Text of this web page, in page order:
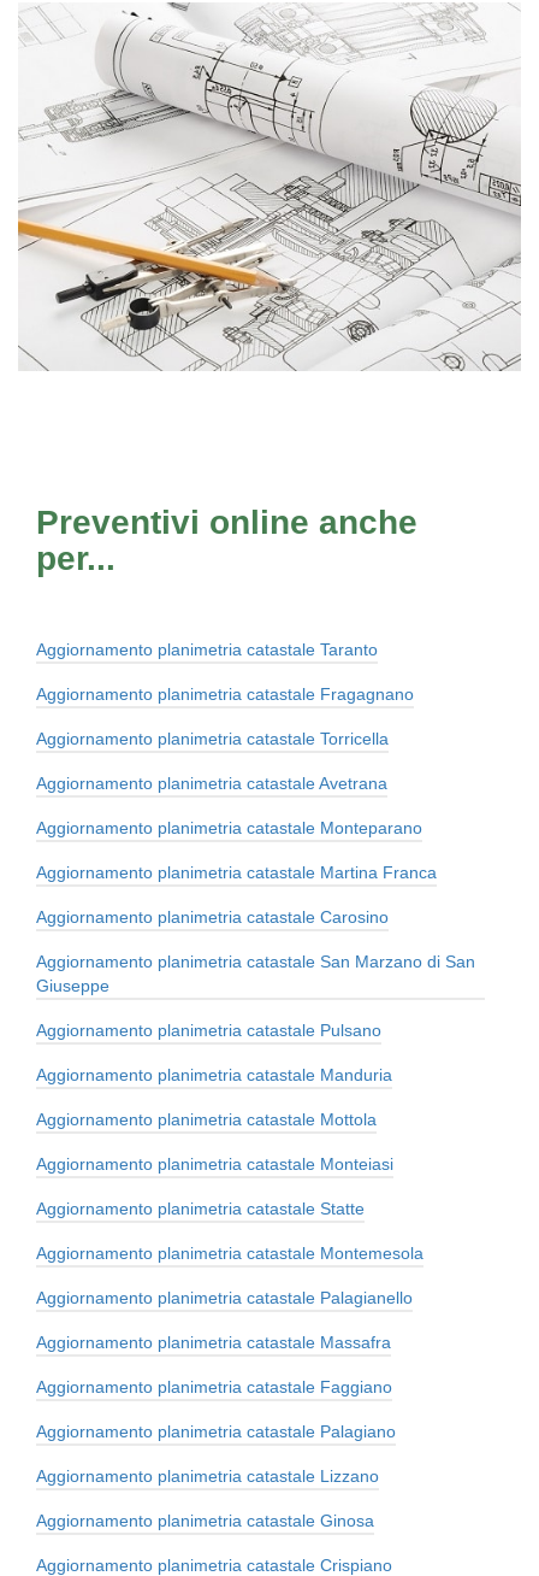
Preventivi online anche
per...
Aggiornamento planimetria catastale Taranto
Aggiornamento planimetria catastale Fragagnano
Aggiornamento planimetria catastale Torricella
Aggiornamento planimetria catastale Avetrana
Aggiornamento planimetria catastale Monteparano
Aggiornamento planimetria catastale Martina Franca
Aggiornamento planimetria catastale Carosino
Aggiornamento planimetria catastale San Marzano di San
Giuseppe
Aggiornamento planimetria catastale Pulsano
Aggiornamento planimetria catastale Manduria
Aggiornamento planimetria catastale Mottola
Aggiornamento planimetria catastale Monteiasi
Aggiornamento planimetria catastale Statte
Aggiornamento planimetria catastale Montemesola
Aggiornamento planimetria catastale Palagianello
Aggiornamento planimetria catastale Massafra
Aggiornamento planimetria catastale Faggiano
Aggiornamento planimetria catastale Palagiano
Aggiornamento planimetria catastale Lizzano
Aggiornamento planimetria catastale Ginosa
Aggiornamento planimetria catastale Crispiano